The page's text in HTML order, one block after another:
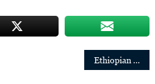
Ethiopian Airlines possède désormais le plus grand hôtel en Afrique